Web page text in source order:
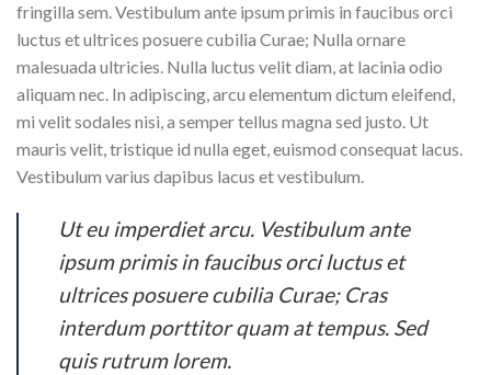
fringilla sem. Vestibulum ante ipsum primis in faucibus orci
luctus et ultrices posuere cubilia Curae; Nulla ornare
malesuada ultricies. Nulla luctus velit diam, at lacinia odio
aliquam nec. In adipiscing, arcu elementum dictum eleifend,
mi velit sodales nisi, a semper tellus magna sed justo. Ut
mauris velit, tristique id nulla eget, euismod consequat lacus.
Vestibulum varius dapibus lacus et vestibulum.
Ut eu imperdiet arcu. Vestibulum ante
ipsum primis in faucibus orci luctus et
ultrices posuere cubilia Curae; Cras
interdum porttitor quam at tempus. Sed
quis rutrum lorem.